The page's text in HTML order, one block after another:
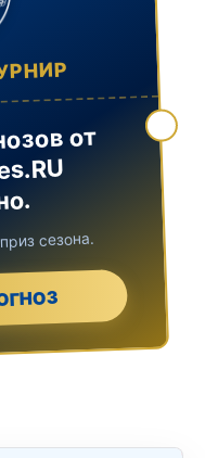
от
сезона.